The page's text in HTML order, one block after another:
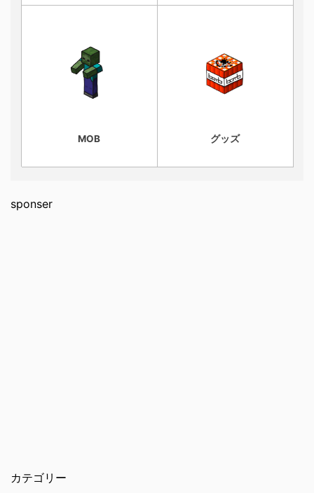
MOB グッズ
sponser
カテゴリー